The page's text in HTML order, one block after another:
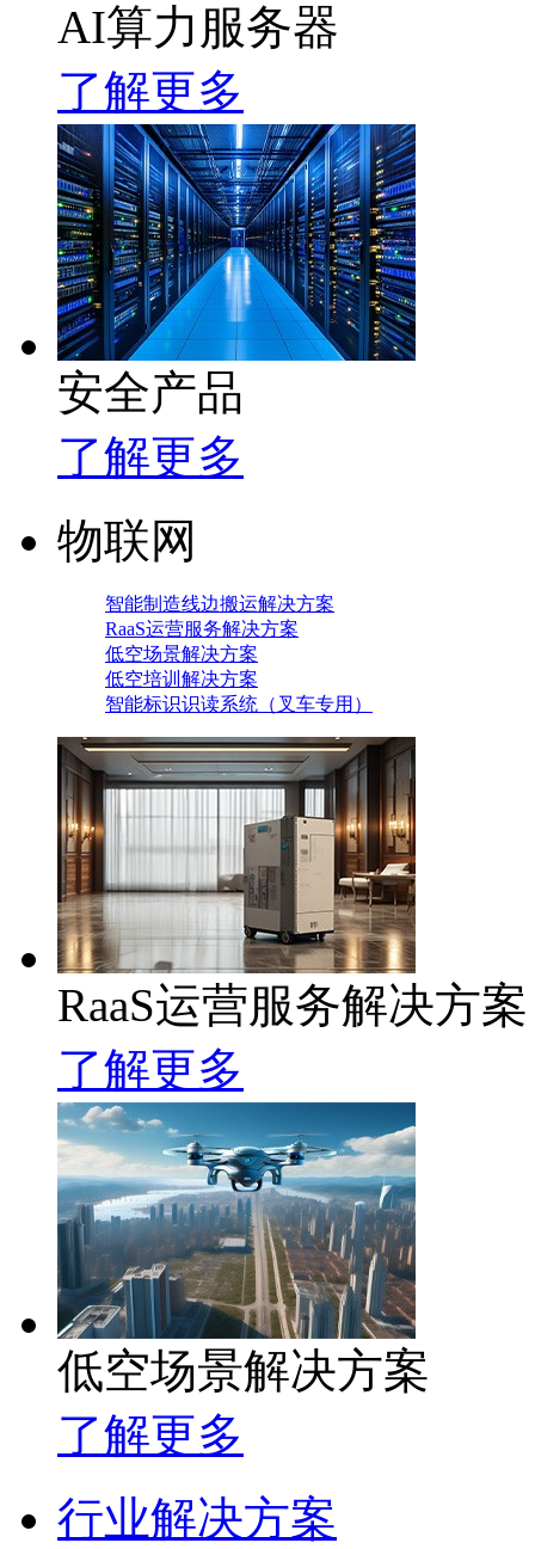
AI算力服务器
了解更多
安全产品
了解更多
物联网
智能制造线边搬运解决方案
RaaS运营服务解决方案
低空场景解决方案
低空培训解决方案
智能标识识读系统（叉车专用）
RaaS运营服务解决方案
了解更多
低空场景解决方案
了解更多
行业解决方案